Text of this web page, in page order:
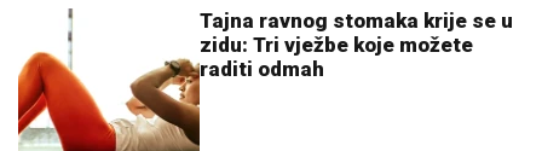
Tajna ravnog stomaka krije se u
zidu: Tri vježbe koje možete
raditi odmah